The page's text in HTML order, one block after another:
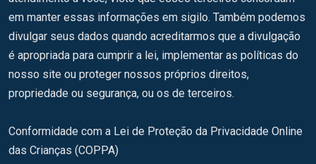
em manter essas informações em sigilo. Também podemos
divulgar seus dados quando acreditarmos que a divulgação
é apropriada para cumprir a lei, implementar as políticas do
nosso site ou proteger nossos próprios direitos,
propriedade ou segurança, ou os de terceiros.
Conformidade com a Lei de Proteção da Privacidade Online
das Crianças (COPPA)